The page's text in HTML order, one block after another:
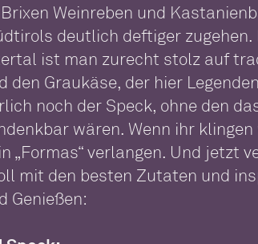
Weinreben und
deutlich deftiger
ist man zurecht stolz auf
den Graukäse, der hier
noch der Speck, ohne den
wären. Wenn ihr
„Formas“ verlangen. Und
mit den besten Zutaten und
Genießen: